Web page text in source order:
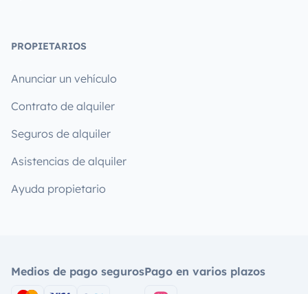
PROPIETARIOS
Anunciar un vehículo
Contrato de alquiler
Seguros de alquiler
Asistencias de alquiler
Ayuda propietario
Medios de pago segurosPago en varios plazos